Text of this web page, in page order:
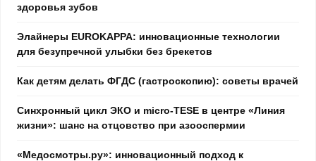
здоровья зубов
Элайнеры EUROKAPPA: инновационные технологии
для безупречной улыбки без брекетов
Как детям делать ФГДС (гастроскопию): советы врачей
Синхронный цикл ЭКО и micro-TESE в центре «Линия
жизни»: шанс на отцовство при азооспермии
«Медосмотры.ру»: инновационный подход к